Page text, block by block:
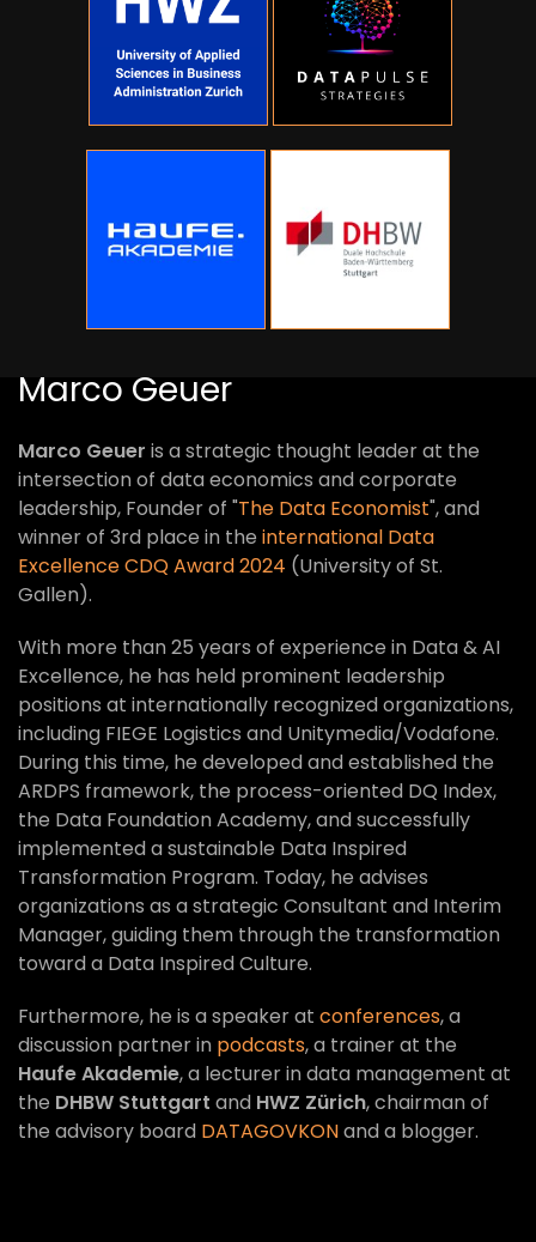
Marco Geuer
Marco Geuer is a strategic thought leader at the
intersection of data economics and corporate
leadership, Founder of "The Data Economist", and
winner of 3rd place in the international Data
Excellence CDQ Award 2024 (University of St.
Gallen).
With more than 25 years of experience in Data & AI
Excellence, he has held prominent leadership
positions at internationally recognized organizations,
including FIEGE Logistics and Unitymedia/Vodafone.
During this time, he developed and established the
ARDPS framework, the process-oriented DQ Index,
the Data Foundation Academy, and successfully
implemented a sustainable Data Inspired
Transformation Program. Today, he advises
organizations as a strategic Consultant and Interim
Manager, guiding them through the transformation
toward a Data Inspired Culture.
Furthermore, he is a speaker at conferences, a
discussion partner in podcasts, a trainer at the
Haufe Akademie, a lecturer in data management at
the DHBW Stuttgart and HWZ Zürich, chairman of
the advisory board DATAGOVKONand a blogger.